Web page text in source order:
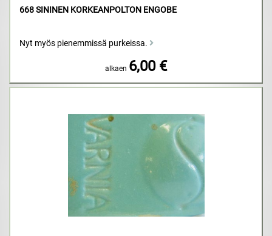
668 SININEN KORKEANPOLTON ENGOBE
Nyt myös pienemmissä purkeissa.
alkaen 6,00 €